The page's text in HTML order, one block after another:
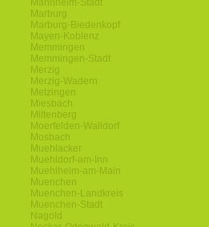
Mannheim-Stadt
Marburg
Marburg-Biedenkopf
Mayen-Koblenz
Memmingen
Memmingen-Stadt
Merzig
Merzig-Wadern
Metzingen
Miesbach
Miltenberg
Moerfelden-Walldorf
Mosbach
Muehlacker
Muehldorf-am-Inn
Muehlheim-am-Main
Muenchen
Muenchen-Landkreis
Muenchen-Stadt
Nagold